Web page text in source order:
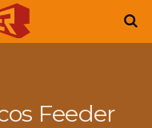
Feeder